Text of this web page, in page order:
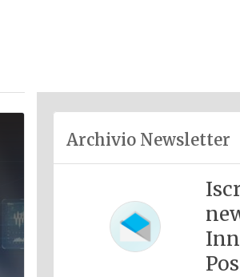
Archivio Newsletter